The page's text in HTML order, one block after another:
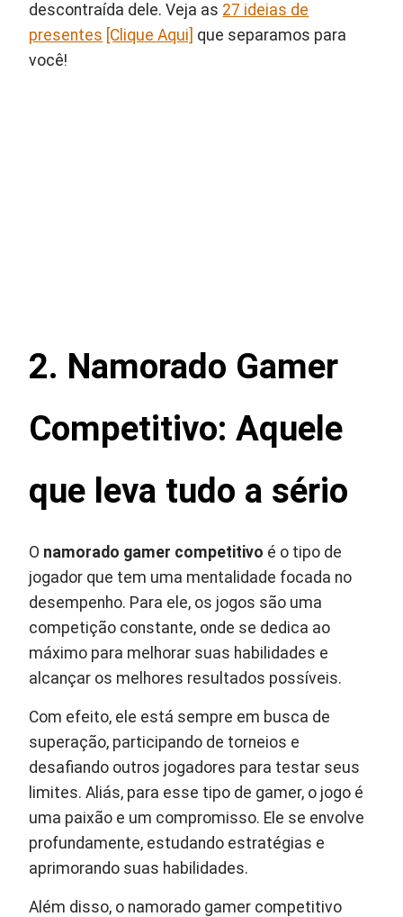
descontraída dele. Veja as 27 ideias de
presentes [Clique Aqui] que separamos para
você!
2. Namorado Gamer
Competitivo: Aquele
que leva tudo a sério
O namorado gamer competitivo é o tipo de
jogador que tem uma mentalidade focada no
desempenho. Para ele, os jogos são uma
competição constante, onde se dedica ao
máximo para melhorar suas habilidades e
alcançar os melhores resultados possíveis.
Com efeito, ele está sempre em busca de
superação, participando de torneios e
desafiando outros jogadores para testar seus
limites. Aliás, para esse tipo de gamer, o jogo é
uma paixão e um compromisso. Ele se envolve
profundamente, estudando estratégias e
aprimorando suas habilidades.
Além disso, o namorado gamer competitivo